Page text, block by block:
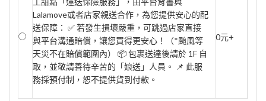
Lalamove或者店家親送合作，為您提供安心的配
送保障： ✅ 若發生損壞嚴重，可跳過店家直接
與平台溝通賠償，讓您買得更安心！（*颱風等
天災不在賠償範圍內） 📦 包裹送達後請於 1F 自
取，並敬請善待辛苦的「娘送」人員。 📌 此服
務採預付制，恕不提供貨到付款。
0元+